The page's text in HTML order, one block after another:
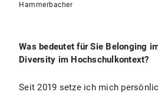
Hammerbacher
Was bedeutet für Sie Belonging
Diversity im Hochschulkontext?
Seit 2019 setze ich mich